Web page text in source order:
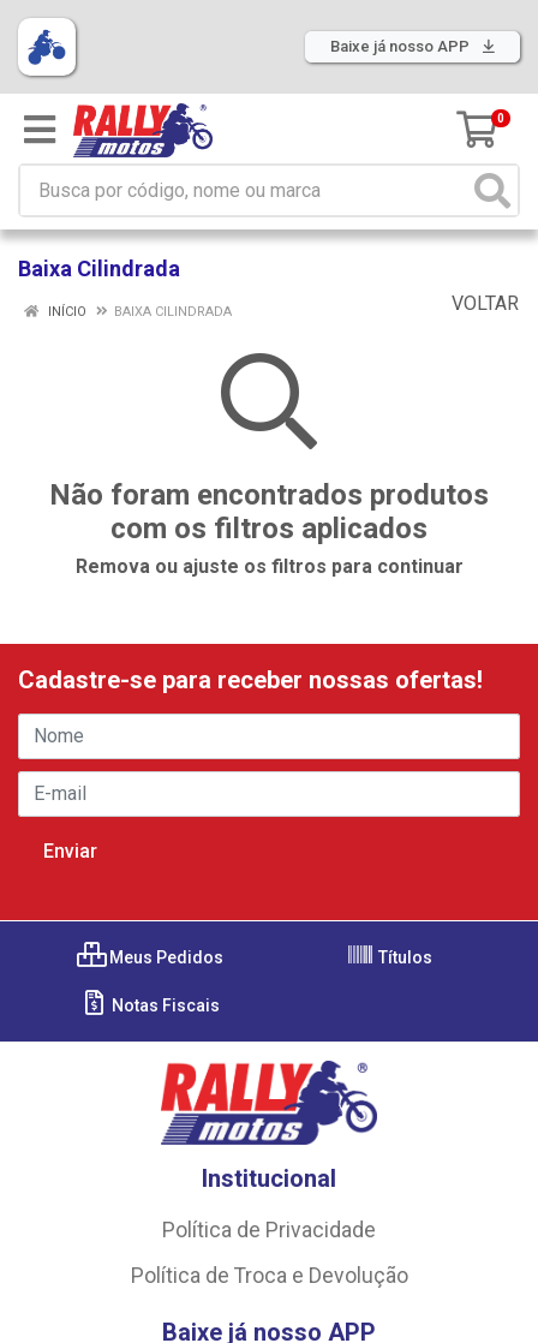
Baixe já nosso APP
0
Baixa Cilindrada
VOLTAR
INÍCIO BAIXA CILINDRADA
Não foram encontrados produtos
com os filtros aplicados
Remova ou ajuste os filtros para continuar
Cadastre-se para receber nossas ofertas!
Meus Pedidos Títulos
Notas Fiscais
Institucional
Política de Privacidade
Política de Troca e Devolução
Baixe já nosso APP